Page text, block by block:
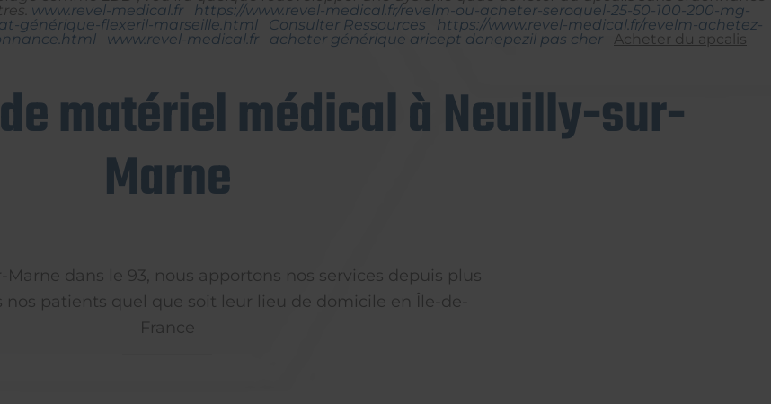
www.revel-medical.fr
https://www.revel-medical.fr/revelm-ou-acheter-seroquel-25-50-100-200-mg-
générique-flexeril-marseille.html Consulter Ressources
https://www.revel-medical.fr/revelm-achetez-
www.revel-medical.fr acheter générique aricept donepezil pas cher
Acheter du apcalis
matériel médical à Neuilly-sur-
Marne
dans le 93, nous apportons nos services depuis plus
nos patients quel que soit leur lieu de domicile en Île-de-
France